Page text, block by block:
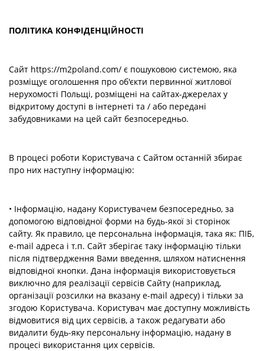
ПОЛІТИКА КОНФІДЕНЦІЙНОСТІ
Сайт https://m2poland.com/ є пошуковою системою, яка
розміщує оголошення про об'єкти первинної житлової
нерухомості Польщі, розміщені на сайтах-джерелах у
відкритому доступі в інтернеті та / або передані
забудовниками на цей сайт безпосередньо.
В процесі роботи Користувача c Сайтом останній збирає
про них наступну інформацію:
• Інформацію, надану Користувачем безпосередньо, за
допомогою відповідної форми на будь-якої зі сторінок
сайту. Як правило, це персональна інформація, така як: ПІБ,
e-mail адреса і т.п. Сайт зберігає таку інформацію тільки
після підтвердження Вами введення, шляхом натиснення
відповідної кнопки. Дана інформація використовується
виключно для реалізації сервісів Сайту (наприклад,
організації розсилки на вказану e-mail адресу) і тільки за
згодою Користувача. Користувач має доступну можливість
відмовитися від цих сервісів, а також редагувати або
видалити будь-яку персональну інформацію, надану в
процесі використання цих сервісів.